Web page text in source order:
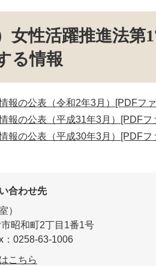
女性活躍推進法第
る情報
報の公表（令和2年3月）[PDFフ
報の公表（平成31年3月）[PDFフ
報の公表（平成30年3月）[PDFフ
合わせ先
昭和町2丁目1番1号
：0258-63-1006
こちら